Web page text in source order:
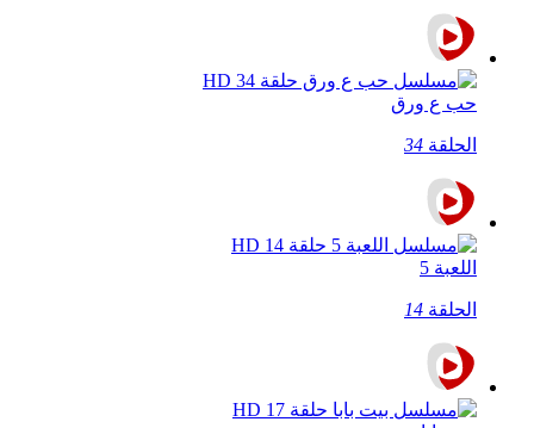
حب ع ورق
الحلقة 34
اللعبة 5
الحلقة 14